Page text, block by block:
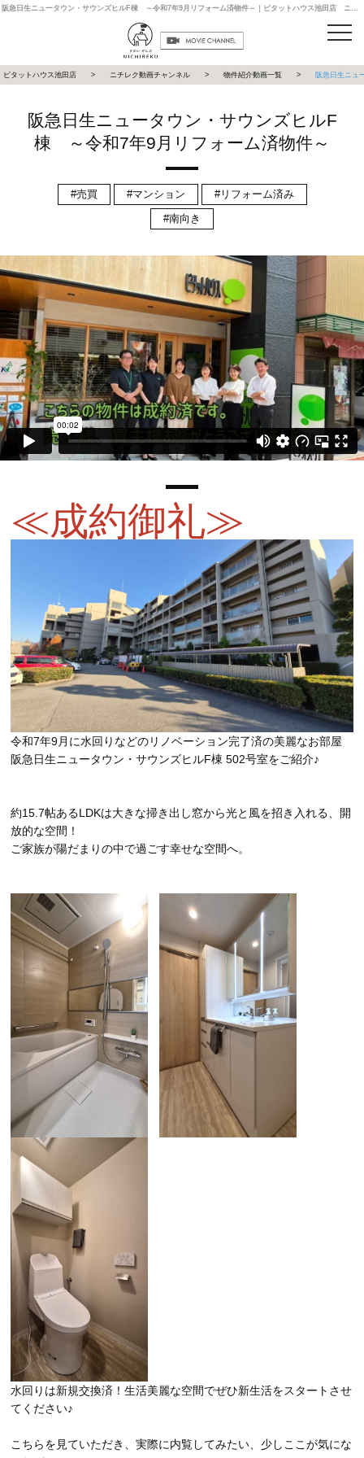
阪急日生ニュータウン・サウンズヒルF棟 ～令和7年9月リフォーム済物件～｜ピタットハウス池田店 ニチレク動画チャンネル
ピタットハウス池田店 ニチレク動画チャンネル 物件紹介動画一覧 阪急日生ニュ
阪急日生ニュータウン・サウンズヒルF
棟 ～令和7年9月リフォーム済物件～
売買 マンション
リフォーム済み
南向き
≪成約御礼≫
令和7年9月に水回りなどのリノベーション完了済の美麗なお部屋
阪急日生ニュータウン・サウンズヒルF棟 502号室をご紹介♪
約15.7帖あるLDKは大きな掃き出し窓から光と風を招き入れる、開
放的な空間！
ご家族が陽だまりの中で過ごす幸せな空間へ。
水回りは新規交換済！生活美麗な空間でぜひ新生活をスタートさせ
てください♪
こちらを見ていただき、実際に内覧してみたい、少しここが気にな